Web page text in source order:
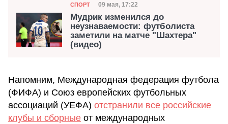
Категория
СПОРТ Дата публикации
09 мая, 17:22
Мудрик изменился до
неузнаваемости: футболиста
заметили на матче "Шахтера"
(видео)
Напомним, Международная федерация футбола
(ФИФА) и Союз европейских футбольных
ассоциаций (УЕФА) отстранили все российские
клубы и сборные от международных